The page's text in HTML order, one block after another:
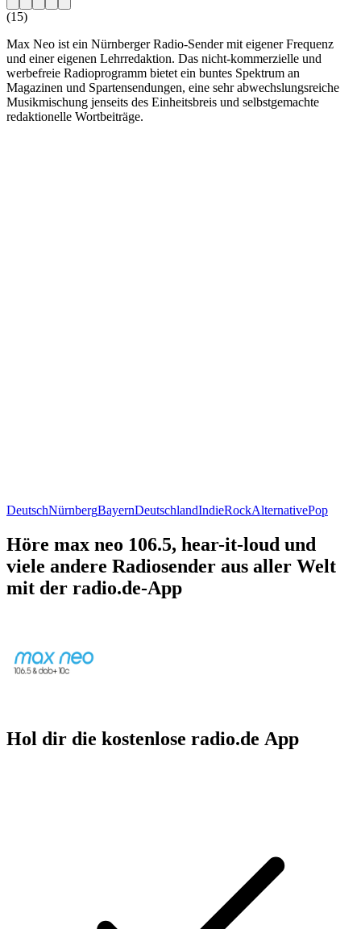
(15)
Max Neo ist ein Nürnberger Radio-Sender mit eigener Frequenz
und einer eigenen Lehrredaktion. Das nicht-kommerzielle und
werbefreie Radioprogramm bietet ein buntes Spektrum an
Magazinen und Spartensendungen, eine sehr abwechslungsreiche
Musikmischung jenseits des Einheitsbreis und selbstgemachte
redaktionelle Wortbeiträge.
DeutschNürnbergBayernDeutschlandIndieRockAlternativePop
Höre max neo 106.5, hear-it-loud und
viele andere Radiosender aus aller Welt
mit der radio.de-App
Hol dir die kostenlose radio.de App